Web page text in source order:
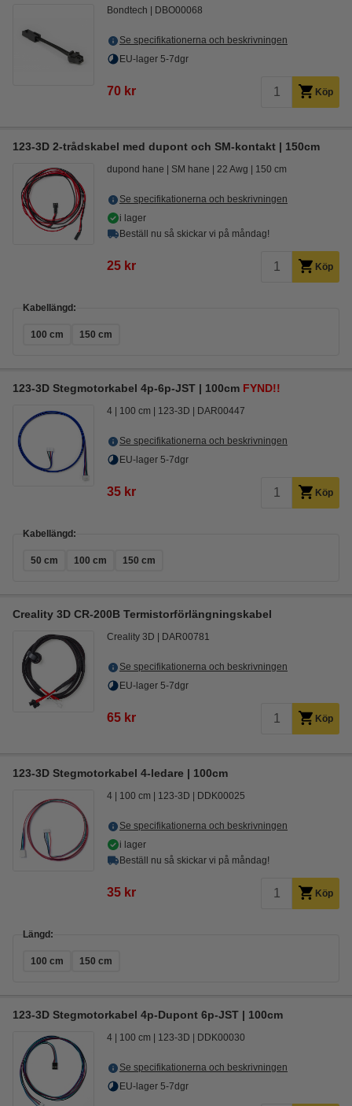
Bondtech DBO00068
Se specifikationerna och beskrivningen
EU-lager 5-7dgr
70 kr Köp
123-3D 2-trådskabel med dupont och SM-kontakt | 150cm
dupond hane SM hane 22 Awg 150 cm
Se specifikationerna och beskrivningen
i lager
Beställ nu så skickar vi på måndag!
25 kr Köp
Kabellängd:
100 cm 150 cm
123-3D Stegmotorkabel 4p-6p-JST | 100cm FYND!!
4 100 cm 123-3D DAR00447
Se specifikationerna och beskrivningen
EU-lager 5-7dgr
35 kr Köp
Kabellängd:
50 cm 100 cm 150 cm
Creality 3D CR-200B Termistorförlängningskabel
Creality 3D DAR00781
Se specifikationerna och beskrivningen
EU-lager 5-7dgr
65 kr Köp
123-3D Stegmotorkabel 4-ledare | 100cm
4 100 cm 123-3D DDK00025
Se specifikationerna och beskrivningen
i lager
Beställ nu så skickar vi på måndag!
35 kr Köp
Längd:
100 cm 150 cm
123-3D Stegmotorkabel 4p-Dupont 6p-JST | 100cm
4 100 cm 123-3D DDK00030
Se specifikationerna och beskrivningen
EU-lager 5-7dgr